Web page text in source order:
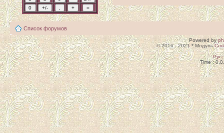
Список форумов
Powered by
© 2016 - 2021 * Модуль
Time :